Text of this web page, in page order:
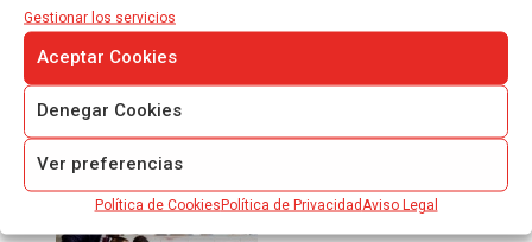
Gestionar los servicios
Aceptar Cookies
Denegar Cookies
Ver preferencias
Política de CookiesPolítica de Privacidad Aviso Legal
directamente con nosotros por teléfono de forma gratuita en el
900670682
o nos escribe un email a
Servicios de AOB Auditores